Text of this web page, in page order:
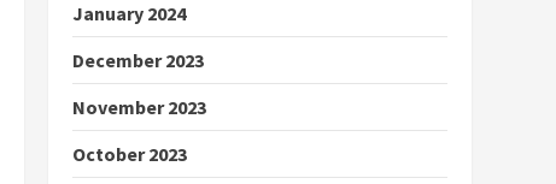
January 2024
December 2023
November 2023
October 2023